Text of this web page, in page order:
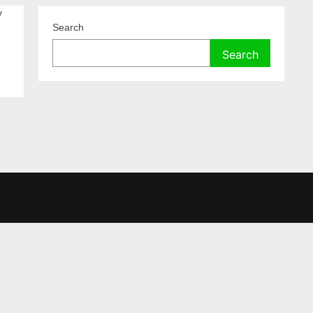
Search
Search